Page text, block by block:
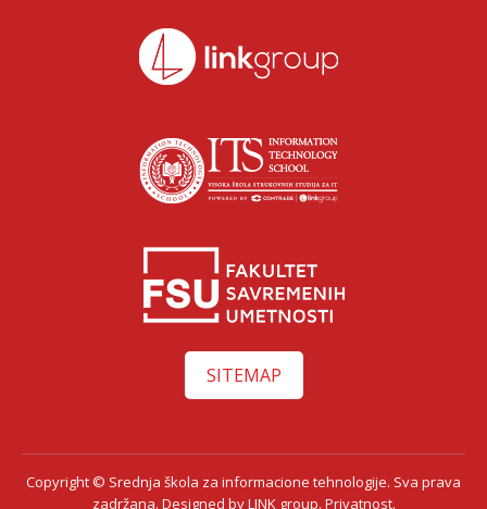
SITEMAP
Copyright © Srednja škola za informacione tehnologije. Sva prava
zadržana. Designed byLINK group. Privatnost.